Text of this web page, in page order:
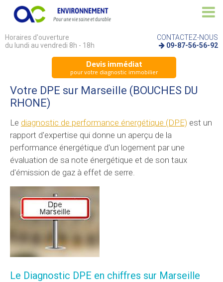
Horaires d'ouverture
du lundi au vendredi 8h - 18h
CONTACTEZ-NOUS
09-87-56-56-92
Devis immédiat
pour votre diagnostic immobilier
Votre DPE sur Marseille (BOUCHES DU
RHONE)
Le diagnostic de performance énergétique (DPE) est un
rapport d'expertise qui donne un aperçu de la
performance énergétique d'un logement par une
évaluation de sa note énergétique et de son taux
d'émission de gaz à effet de serre.
Le Diagnostic DPE en chiffres sur Marseille